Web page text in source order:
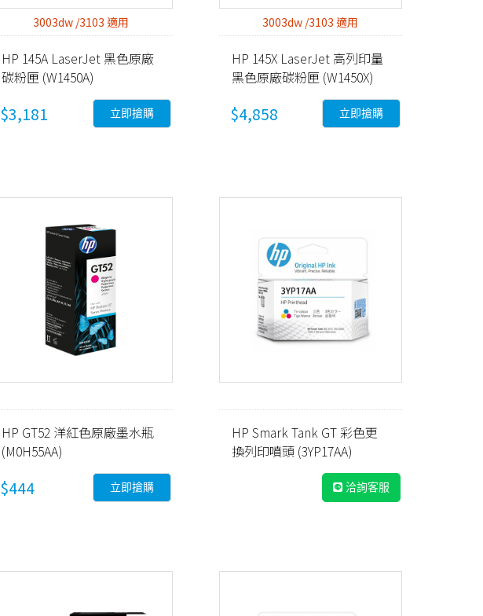
3003dw /3103 適用
HP 145A LaserJet 黑色原廠
碳粉匣 (W1450A)
$3,181 立即搶購
3003dw /3103 適用
HP 145X LaserJet 高列印量
黑色原廠碳粉匣 (W1450X)
$4,858 立即搶購
HP GT52 洋紅色原廠墨水瓶
(M0H55AA)
$444 立即搶購
HP Smark Tank GT 彩色更
換列印噴頭 (3YP17AA)
洽詢客服